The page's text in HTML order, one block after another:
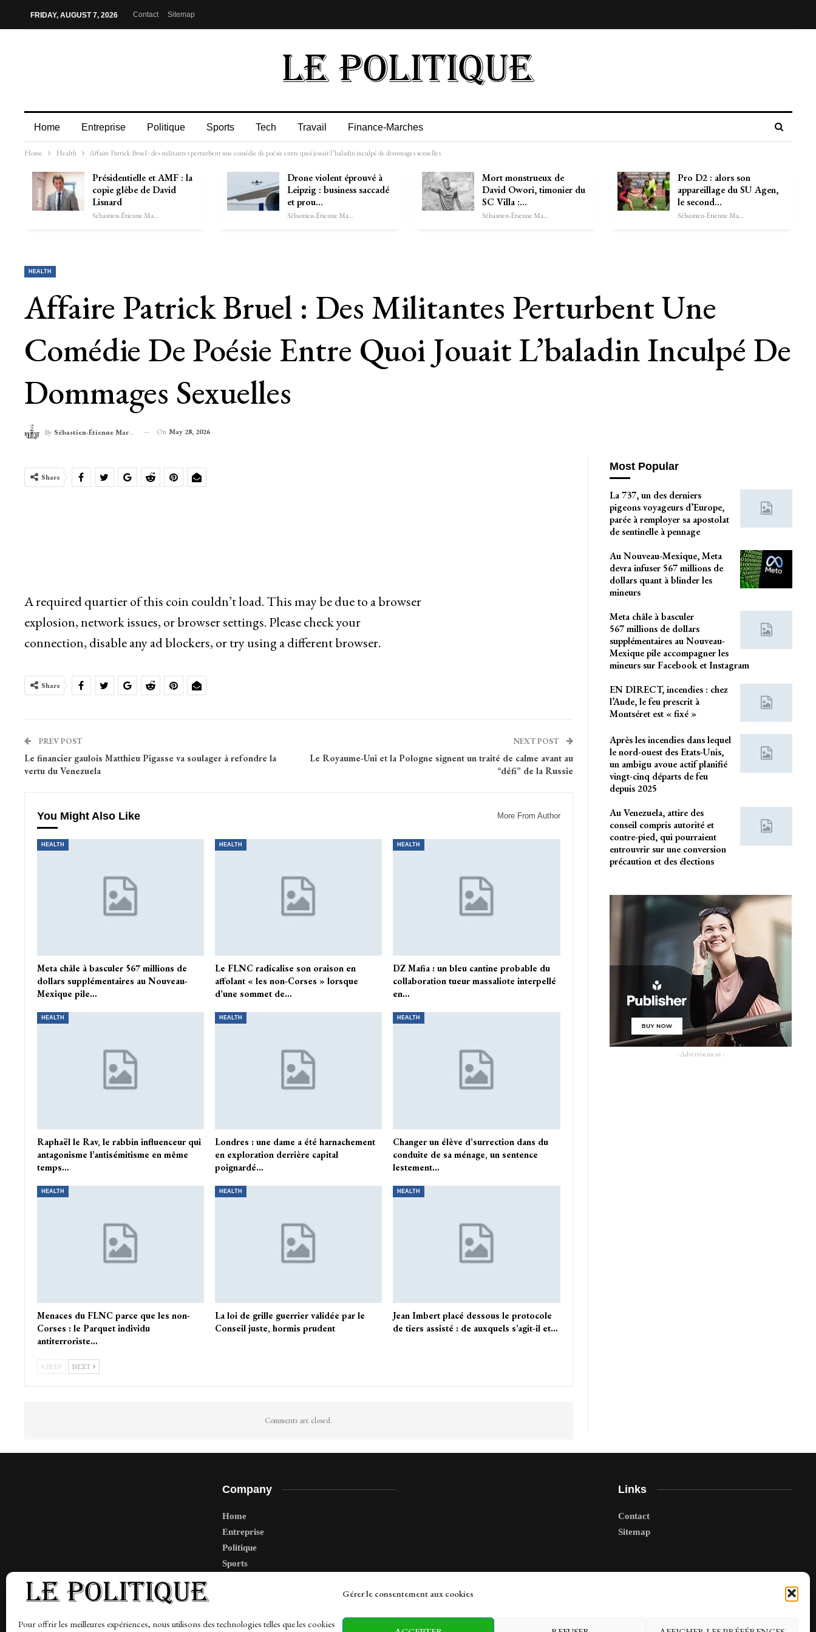
Gérer le consentement aux cookies
Pour offrir les meilleures expériences, nous utilisons des technologies telles que les cookies
FRIDAY, AUGUST 7, 2026 Contact Sitemap
Home Entreprise Politique Sports Tech Travail Finance-Marches
Home Health Affaire Patrick Bruel : des militantes perturbent une comédie de poésie entre quoi jouait l’baladin inculpé de dommages sexuelles
Présidentielle et AMF : la
copie glèbe de David
Lisnard
Sébastien-Étienne Marechal
Drone violent éprouvé à
Leipzig : business saccadé
et prou…
Sébastien-Étienne Marechal
Mort monstrueux de
David Owori, timonier du
SC Villa :…
Sébastien-Étienne Marechal
Pro D2 : alors son
appareillage du SU Agen,
le second…
Sébastien-Étienne Marechal
HEALTH
Affaire Patrick Bruel : Des Militantes Perturbent Une
Comédie De Poésie Entre Quoi Jouait L’baladin Inculpé De
Dommages Sexuelles
By Sébastien-Étienne Marechal On May 28, 2026
Share
A required quartier of this coin couldn’t load. This may be due to a browser
explosion, network issues, or browser settings. Please check your
connection, disable any ad blockers, or try using a different browser.
Share
PREV POST
Le financier gaulois Matthieu Pigasse va soulager à refondre la
vertu du Venezuela
NEXT POST
Le Royaume-Uni et la Pologne signent un traité de calme avant au
“défi” de la Russie
You Might Also Like More From Author
HEALTH
Meta châle à basculer 567 millions de
dollars supplémentaires au Nouveau-
Mexique pile…
HEALTH
Le FLNC radicalise son oraison en
affolant « les non-Corses » lorsque
d’une sommet de…
HEALTH
DZ Mafia : un bleu cantine probable du
collaboration tueur massaliote interpellé
en…
HEALTH
Raphaël le Rav, le rabbin influenceur qui
antagonisme l’antisémitisme en même
temps…
HEALTH
Londres : une dame a été harnachement
en exploration derrière capital
poignardé…
HEALTH
Changer un élève d’surrection dans du
conduite de sa ménage, un sentence
lestement…
HEALTH
Menaces du FLNC parce que les non-
Corses : le Parquet individu
antiterroriste…
HEALTH
La loi de grille guerrier validée par le
Conseil juste, hormis prudent
HEALTH
Jean Imbert placé dessous le protocole
de tiers assisté : de auxquels s’agit-il et…
PREV NEXT
Comments are closed.
Most Popular
La 737, un des derniers
pigeons voyageurs d’Europe,
parée à remployer sa apostolat
de sentinelle à pennage
Au Nouveau-Mexique, Meta
devra infuser 567 millions de
dollars quant à blinder les
mineurs
Meta châle à basculer
567 millions de dollars
supplémentaires au Nouveau-
Mexique pile accompagner les
mineurs sur Facebook et Instagram
EN DIRECT, incendies : chez
l’Aude, le feu prescrit à
Montséret est « fixé »
Après les incendies dans lequel
le nord-ouest des Etats-Unis,
un ambigu avoue actif planifié
vingt-cinq départs de feu
depuis 2025
Au Venezuela, attire des
conseil compris autorité et
contre-pied, qui pourraient
entrouvrir sur une conversion
précaution et des élections
- Advertisement -
Company
Home
Entreprise
Politique
Sports
Links
Contact
Sitemap